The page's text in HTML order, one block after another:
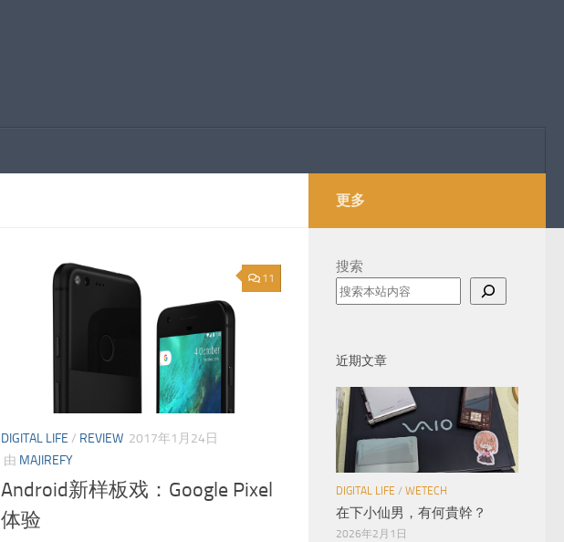
11
DIGITAL LIFE / REVIEW 2017年1月24日
由 MAJIREFY
Android新样板戏：Google Pixel
体验
更多
搜索
近期文章
DIGITAL LIFE / WETECH
在下小仙男，有何貴幹？
2026年2月1日